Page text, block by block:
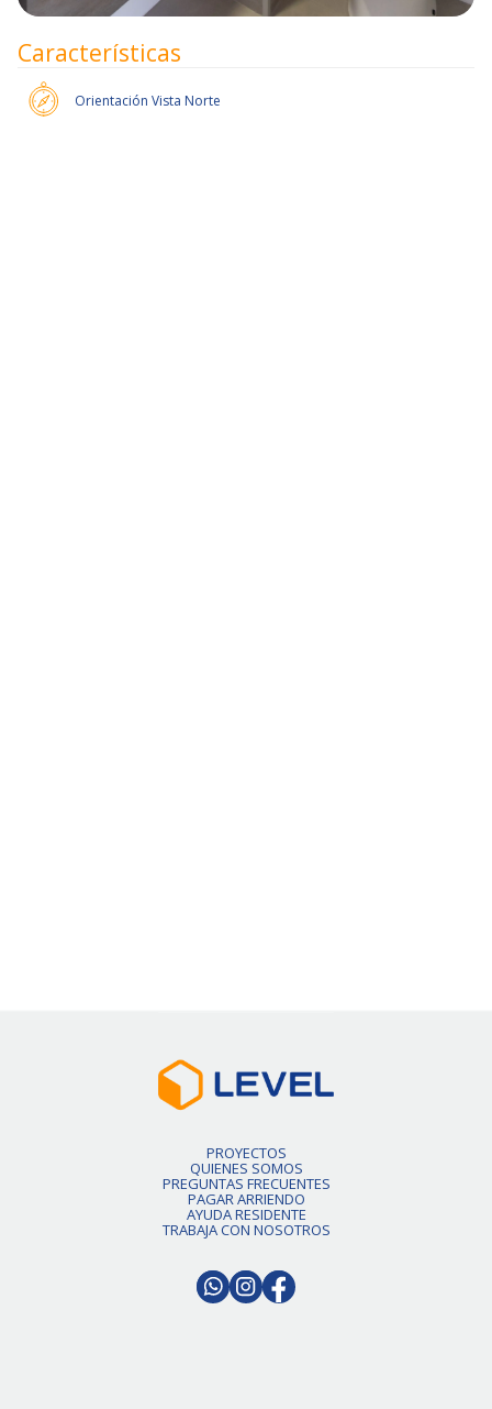
Características
Orientación Vista Norte
PROYECTOS
QUIENES SOMOS
PREGUNTAS FRECUENTES
PAGAR ARRIENDO
AYUDA RESIDENTE
TRABAJA CON NOSOTROS